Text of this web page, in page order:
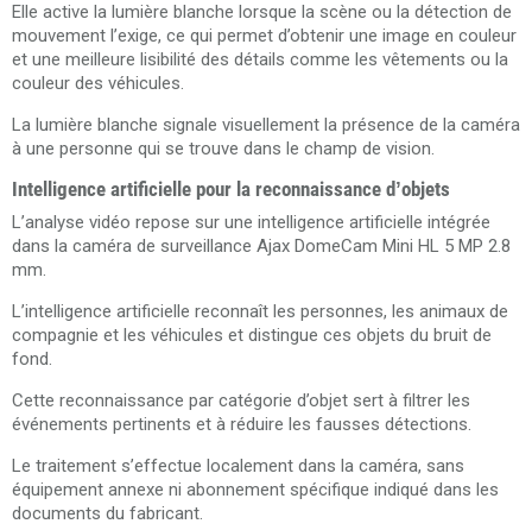
Elle active la lumière blanche lorsque la scène ou la détection de
mouvement l’exige, ce qui permet d’obtenir une image en couleur
et une meilleure lisibilité des détails comme les vêtements ou la
couleur des véhicules.
La lumière blanche signale visuellement la présence de la caméra
à une personne qui se trouve dans le champ de vision.
Intelligence artificielle pour la reconnaissance d’objets
L’analyse vidéo repose sur une intelligence artificielle intégrée
dans la caméra de surveillance Ajax DomeCam Mini HL 5 MP 2.8
mm.
L’intelligence artificielle reconnaît les personnes, les animaux de
compagnie et les véhicules et distingue ces objets du bruit de
fond.
Cette reconnaissance par catégorie d’objet sert à filtrer les
événements pertinents et à réduire les fausses détections.
Le traitement s’effectue localement dans la caméra, sans
équipement annexe ni abonnement spécifique indiqué dans les
documents du fabricant.